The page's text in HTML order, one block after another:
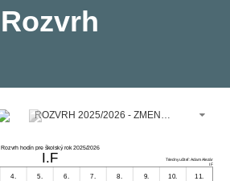
Rozvrh
ROZVRH 2025/2026 - ZMENA TSV (29. 09. 2025 - 30. 06. 2026)
Rozvrh hodín pre školský rok 2025/2026
I.F
4. 5. 6. 7. 8. 9. 10. 11.
IF
Triedny učiteľ: Adam Alezár